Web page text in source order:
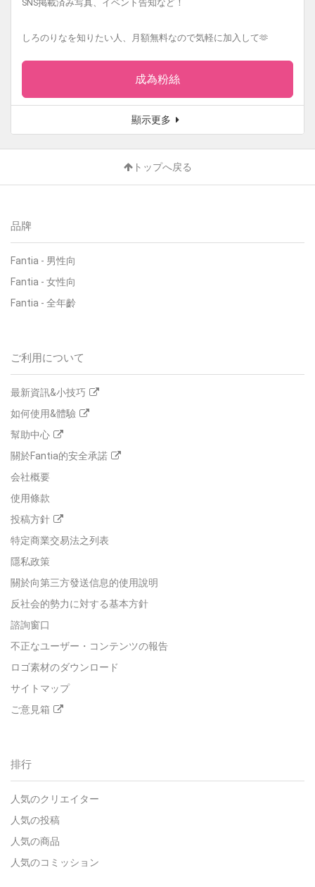
SNS掲載済み写真、イベント告知など！
しろのりなを知りたい人、月額無料なので気軽に加入して🫶
成為粉絲
顯示更多
トップへ戻る
品牌
Fantia - 男性向
Fantia - 女性向
Fantia - 全年齡
ご利用について
最新資訊&小技巧
如何使用&體驗
幫助中心
關於Fantia的安全承諾
会社概要
使用條款
投稿方針
特定商業交易法之列表
隱私政策
關於向第三方發送信息的使用說明
反社会的勢力に対する基本方針
諮詢窗口
不正なユーザー・コンテンツの報告
ロゴ素材のダウンロード
サイトマップ
ご意見箱
排行
人気のクリエイター
人気の投稿
人気の商品
人気のコミッション